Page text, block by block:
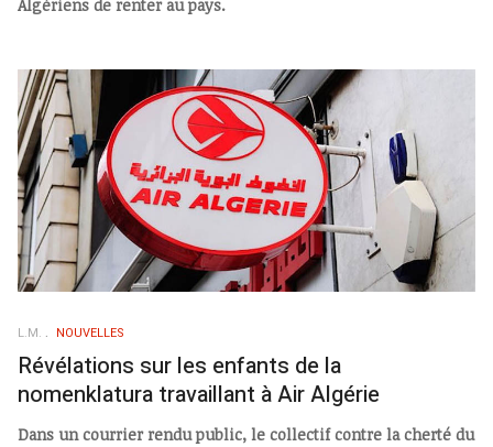
Algériens de renter au pays.
L.M. NOUVELLES
Révélations sur les enfants de la
nomenklatura travaillant à Air Algérie
Dans un courrier rendu public, le collectif contre la cherté du